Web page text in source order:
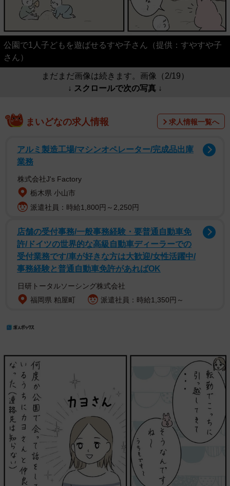
公園で1人子どもを遊ばせるすや子さん（提供：すやすや子
さん）
まだまだ画像は続きます。画像（2/19）
↓ スクロールで次の写真 ↓
まいどなの求人情報 求人情報一覧へ
アルミ製造工場/マシンオペレーター/完成品出庫
業務
株式会社J's Factory
栃木県 小山市
派遣社員：時給1,800円～2,250円
店舗の受付事務/一般事務経験・要普通自動車免
許/ドイツの世界的な高級自動車ディーラーでの
受付業務です/車が好きな方は大歓迎/女性活躍中/
事務経験と普通自動車免許があればOK
日研トータルソーシング株式会社
福岡県 粕屋町
派遣社員：時給1,350円～